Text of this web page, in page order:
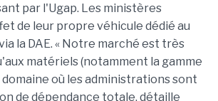
par l'Ugap. Les ministères
de leur propre véhicule dédié au
la DAE. « Notre marché est très
matériels (notamment la gamme
domaine où les administrations sont
de dépendance totale, détaille